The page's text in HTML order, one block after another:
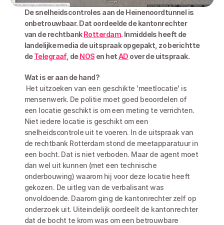
De snelheidscontroles aan de Heinenoordtunnel is
onbetrouwbaar. Dat oordeelde de kantonrechter
van de rechtbank Rotterdam. Inmiddels heeft de
landelijke media de uitspraak opgepakt, zo berichtte
de Telegraaf, de NOS en het AD over de uitspraak.
Wat is er aan de hand?
mensenwerk. De politie moet goed beoordelen of
een locatie geschikt is om een meting te verrichten.
Niet iedere locatie is geschikt om een
snelheidscontrole uit te voeren. In de uitspraak van
de rechtbank Rotterdam stond de meetapparatuur in
een bocht. Dat is niet verboden. Maar de agent moet
dan wel uit kunnen (met een technische
onderbouwing) waarom hij voor deze locatie heeft
gekozen. De uitleg van de verbalisant was
onvoldoende. Daarom ging de kantonrechter zelf op
onderzoek uit. Uiteindelijk oordeelt de kantonrechter
dat de bocht te krom was om een betrouwbare